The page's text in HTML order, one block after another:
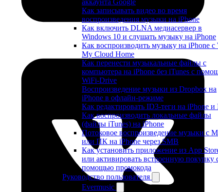
аккаунта Google
Как записывать видео во время
воспроизведения музыки на iPhone
Как включить DLNA медиасервер в
Windows 10 и слушать музыку на iPhone
Как воспроизводить музыку на iPhone с
My Cloud Home
Как перенести музыкальные файлы с
компьютера на iPhone без iTunes с
WiFi-Drive
Воспроизведение музыки из Dropbox на
iPhone в офлайн-режиме
Как редактировать ID3-теги на iPhone и
Как воспроизводить локальные файлы
(файлы iTunes) на iPhone
Потоковое воспроизведение музыки с
или ПК на iPhone через SMB
Как установить приложение из App
или активировать встроенную покупку
помощью промокода
Руководство пользователя
Evermusic